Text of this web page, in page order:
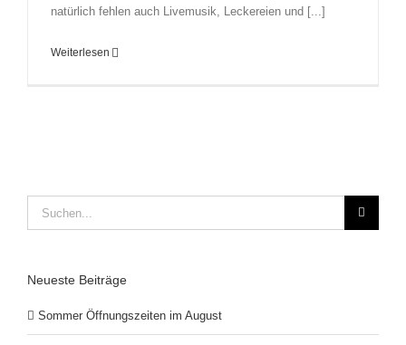
natürlich fehlen auch Livemusik, Leckereien und [...]
Weiterlesen
Neueste Beiträge
Sommer Öffnungszeiten im August